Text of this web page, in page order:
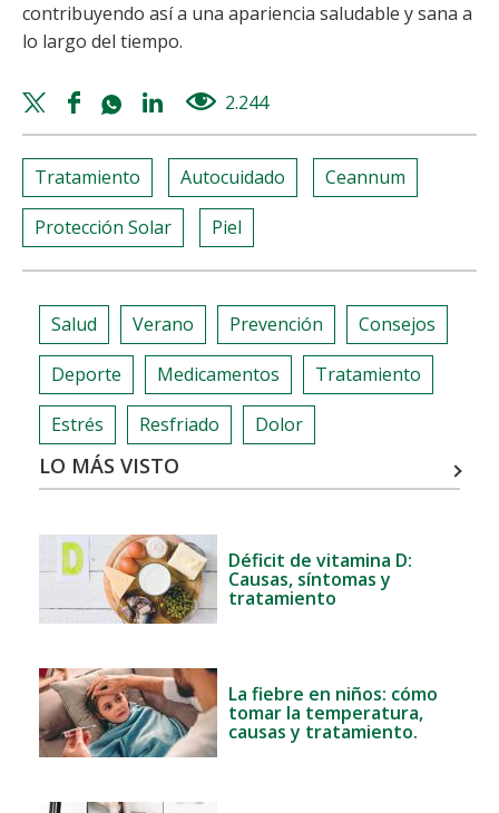
contribuyendo así a una apariencia saludable y sana a
lo largo del tiempo.
Twitter
share
Facebook
share
Whatsapp
share
Linkedin
share
2.244views
Tratamiento Autocuidado Ceannum
Protección Solar Piel
Salud Verano Prevención Consejos
Deporte Medicamentos Tratamiento
Estrés Resfriado Dolor
LO MÁS VISTO
Déficit de vitamina D:
Causas, síntomas y
tratamiento
La fiebre en niños: cómo
tomar la temperatura,
causas y tratamiento.